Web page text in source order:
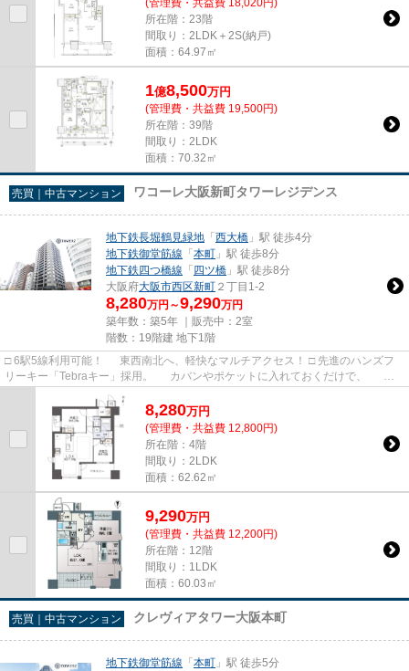
(管理費・共益費 18,020円)
所在階：23階
間取り：2LDK＋2S(納戸)
面積：64.97㎡
1億8,500万円
(管理費・共益費 19,500円)
所在階：39階
間取り：2LDK
面積：70.32㎡
売買｜中古マンション ワコーレ大阪新町タワーレジデンス
地下鉄長堀鶴見緑地 「 西大橋 」駅 徒歩4分
地下鉄御堂筋線 「 本町 」駅 徒歩8分
地下鉄四つ橋線 「 四ツ橋 」駅 徒歩8分
大阪府大阪市西区新町 ２丁目1-2
8,280万円～9,290万円
築年数：築5年 ｜販売中： 2室
階数：19階建 地下1階
□ 6駅5線利用可能！ 東西南北へ、軽快なマルチアクセス！ □ 先進のハンズフ
リーキー「Tebraキー」採用。 カバンやポケットに入れておくだけで、 メ
8,280万円
(管理費・共益費 12,800円)
所在階：4階
間取り：2LDK
面積：62.62㎡
9,290万円
(管理費・共益費 12,200円)
所在階：12階
間取り：1LDK
面積：60.03㎡
売買｜中古マンション クレヴィアタワー大阪本町
地下鉄御堂筋線 「 本町 」駅 徒歩5分